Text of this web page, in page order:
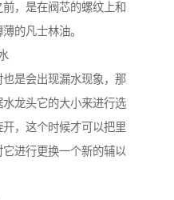
，是在阀芯的螺纹上和
薄的凡士林油。
是会出现漏水现象，那
龙头它的大小来进行选
，这个时候才可以把里
进行更换一个新的辅以